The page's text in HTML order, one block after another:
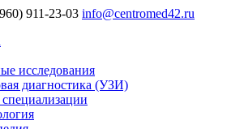
911-23-03 info@centromed42.ru
исследования
диагностика (УЗИ)